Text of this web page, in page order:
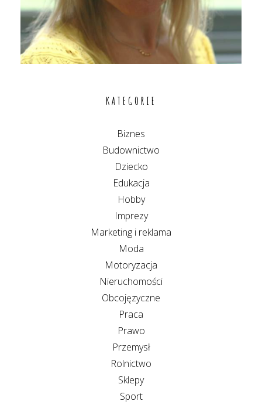
KATEGORIE
Biznes
Budownictwo
Dziecko
Edukacja
Hobby
Imprezy
Marketing i reklama
Moda
Motoryzacja
Nieruchomości
Obcojęzyczne
Praca
Prawo
Przemysł
Rolnictwo
Sklepy
Sport